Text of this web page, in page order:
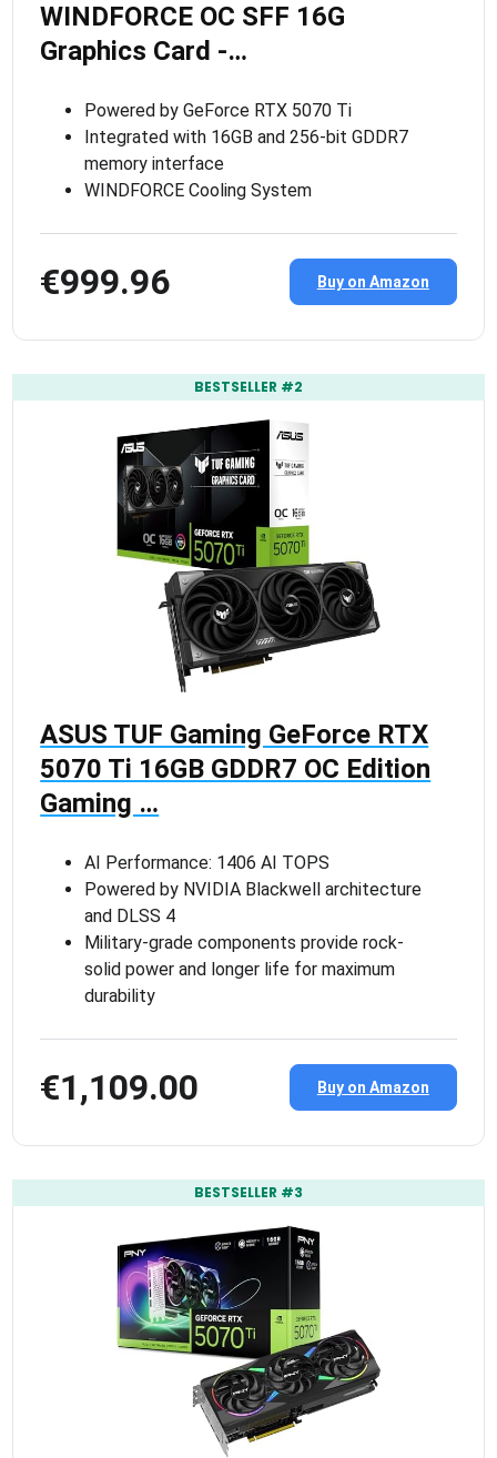
WINDFORCE OC SFF 16G
Graphics Card -…
Powered by GeForce RTX 5070 Ti
Integrated with 16GB and 256-bit GDDR7
memory interface
WINDFORCE Cooling System
€999.96 Buy on Amazon
BESTSELLER #2
ASUS TUF Gaming GeForce RTX
5070 Ti 16GB GDDR7 OC Edition
Gaming …
AI Performance: 1406 AI TOPS
Powered by NVIDIA Blackwell architecture
and DLSS 4
Military-grade components provide rock-
solid power and longer life for maximum
durability
€1,109.00 Buy on Amazon
BESTSELLER #3